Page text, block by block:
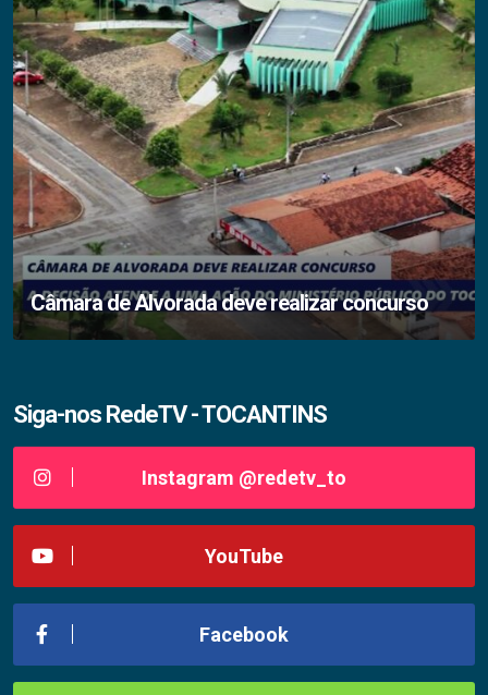
Câmara de Alvorada deve realizar concurso
Siga-nos RedeTV - TOCANTINS
Instagram @redetv_to
YouTube
Facebook